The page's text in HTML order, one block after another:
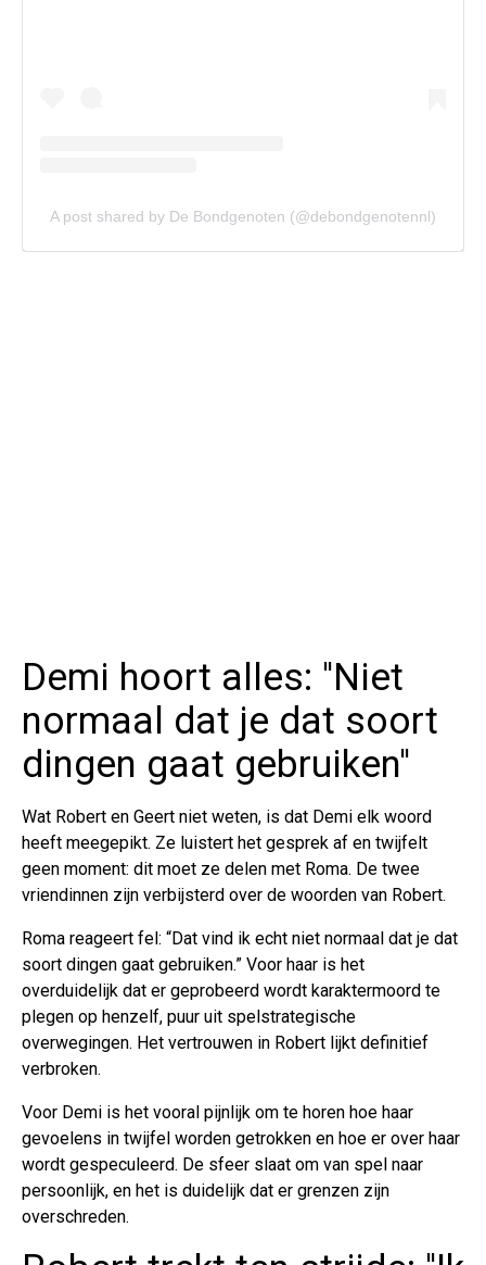
A post shared by De Bondgenoten (@debondgenotennl)
Demi hoort alles: ''Niet
normaal dat je dat soort
dingen gaat gebruiken''
Wat Robert en Geert niet weten, is dat Demi elk woord
heeft meegepikt. Ze luistert het gesprek af en twijfelt
geen moment: dit moet ze delen met Roma. De twee
vriendinnen zijn verbijsterd over de woorden van Robert.
Roma reageert fel: “Dat vind ik echt niet normaal dat je dat
soort dingen gaat gebruiken.” Voor haar is het
overduidelijk dat er geprobeerd wordt karaktermoord te
plegen op henzelf, puur uit spelstrategische
overwegingen. Het vertrouwen in Robert lijkt definitief
verbroken.
Voor Demi is het vooral pijnlijk om te horen hoe haar
gevoelens in twijfel worden getrokken en hoe er over haar
wordt gespeculeerd. De sfeer slaat om van spel naar
persoonlijk, en het is duidelijk dat er grenzen zijn
overschreden.